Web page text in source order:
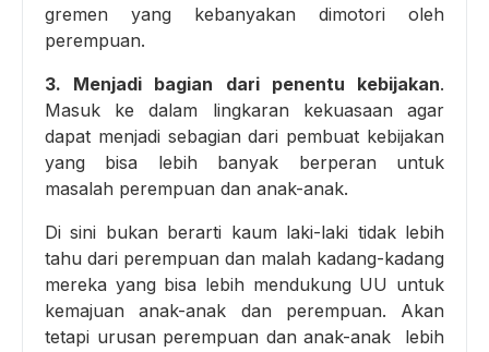
gremen yang kebanyakan dimotori oleh
perempuan.
3. Menjadi bagian dari penentu kebijakan.
Masuk ke dalam lingkaran kekuasaan agar
dapat menjadi sebagian dari pembuat kebijakan
yang bisa lebih banyak berperan untuk
masalah perempuan dan anak-anak.
Di sini bukan berarti kaum laki-laki tidak lebih
tahu dari perempuan dan malah kadang-kadang
mereka yang bisa lebih mendukung UU untuk
kemajuan anak-anak dan perempuan. Akan
tetapi urusan perempuan dan anak-anak lebih